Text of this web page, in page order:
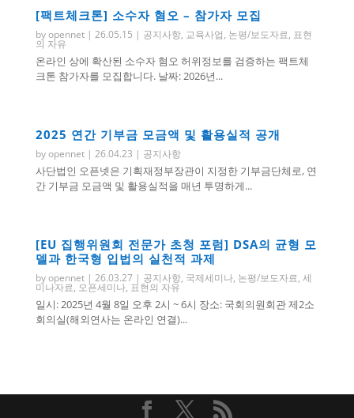
[팩트체크톤] 소수자 혐오 – 참가자 모집
byopennet| 26.05.15 | 공지사항, 교육사업, 논평/보도자료, 표현
의 자유
온라인 상에 확산된 소수자 혐오 허위정보를 검증하는 팩트체
크톤 참가자를 모집합니다. 날짜: 2026년...
2025 연간 기부금 모금액 및 활용실적 공개
byopennet| 26.04.23 | 공지사항
사단법인 오픈넷은 기획재정부장관이 지정한 기부금단체로, 연
간 기부금 모금액 및 활용실적을 매년 투명하게...
[EU 집행위원회 전문가 초청 포럼] DSA의 균형 모
델과 한국형 입법의 실천적 과제
byopennet| 26.03.27| 공지사항, 국제세미나, 논평/보도자료, 세
미나자료, 오픈세미나, 표현의 자유
일시: 2025년 4월 8일 오후 2시 ~ 6시 장소: 국회의원회관 제2소
회의실(해외연사는 온라인 연결)...